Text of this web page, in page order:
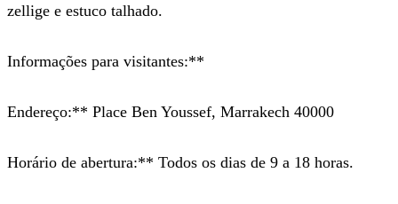
zellige e estuco talhado.
Informações para visitantes:**
Endereço:** Place Ben Youssef, Marrakech 40000
Horário de abertura:** Todos os dias de 9 a 18 horas.